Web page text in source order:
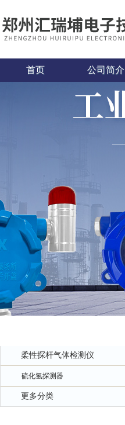
首页 公司简介
柔性探杆气体检测仪
硫化氢探测器
更多分类